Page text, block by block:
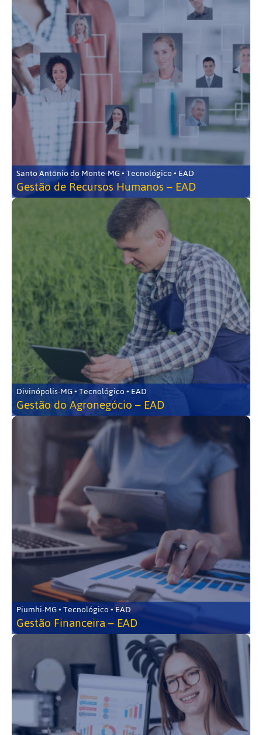
Santo Antônio do Monte-MG • Tecnológico • EAD
Gestão de Recursos Humanos – EAD
Divinópolis-MG • Tecnológico • EAD
Gestão do Agronegócio – EAD
Piumhi-MG • Tecnológico • EAD
Gestão Financeira – EAD